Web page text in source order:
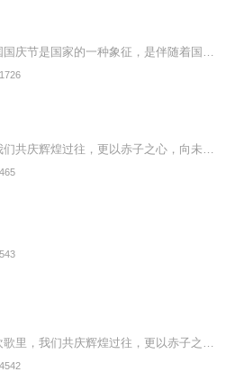
1726
465
543
4542